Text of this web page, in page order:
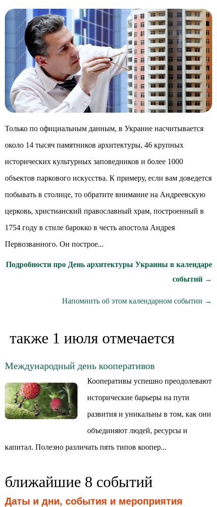
Только по официальным данным, в Украине насчитывается
около 14 тысяч памятников архитектуры, 46 крупных
исторических культурных заповедников и более 1000
объектов паркового искусства. К примеру, если вам доведется
побывать в столице, то обратите внимание на Андреевскую
церковь, христианский православный храм, построенный в
1754 году в стиле барокко в честь апостола Андрея
Первозванного. Он построе...
Подробности про День архитектуры Украины в календаре
событий →
Напомнить об этом календарном событии →
также 1 июля отмечается
Международный день кооперативов
Кооперативы успешно преодолевают
исторические барьеры на пути
развития и уникальны в том, как они
объединяют людей, ресурсы и
капитал. Полезно различать пять типов коопер...
ближайшие 8 событий
Даты и дни, события и мероприятия